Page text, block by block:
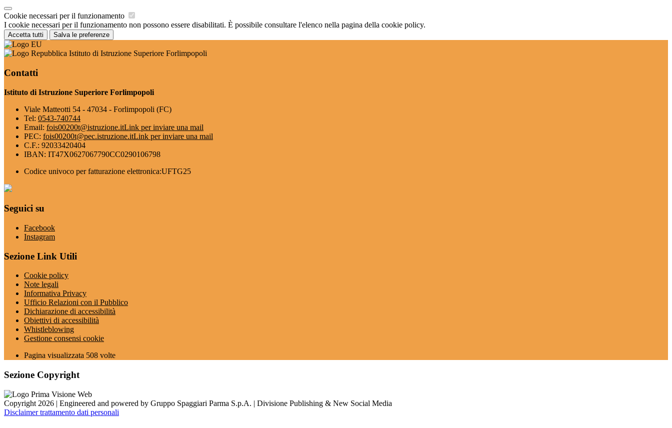
Cookie necessari per il funzionamento
I cookie necessari per il funzionamento non possono essere disabilitati. È possibile consultare l'elenco nella pagina della cookie policy.
Accetta tutti Salva le preferenze
Istituto di Istruzione Superiore Forlimpopoli
Contatti
Istituto di Istruzione Superiore Forlimpopoli
Viale Matteotti 54 - 47034 - Forlimpopoli (FC)
Tel: 0543-740744
Email: fois00200t@istruzione.itLink per inviare una mail
PEC: fois00200t@pec.istruzione.itLink per inviare una mail
C.F.: 92033420404
IBAN: IT47X0627067790CC0290106798
Codice univoco per fatturazione elettronica:UFTG25
Seguici su
Facebook
Instagram
Sezione Link Utili
Cookie policy
Note legali
Informativa Privacy
Ufficio Relazioni con il Pubblico
Dichiarazione di accessibilità
Obiettivi di accessibilità
Whistleblowing
Gestione consensi cookie
Pagina visualizzata 508 volte
Sezione Copyright
Copyright 2026 | Engineered and powered by Gruppo Spaggiari Parma S.p.A. | Divisione Publishing & New Social Media
Disclaimer trattamento dati personali